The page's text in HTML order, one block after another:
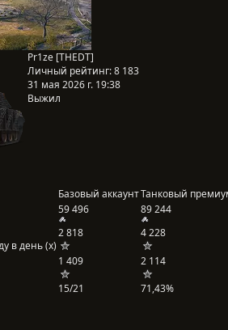
Pr1ze [THEDT]
Личный рейтинг:8 183
31 мая 2026 г. 19:38
Выжил
Базовый аккаунтТанковый
59 496
89 244
в день (x)
2 818 4 228
1 409
2 114
15/21 71,43%